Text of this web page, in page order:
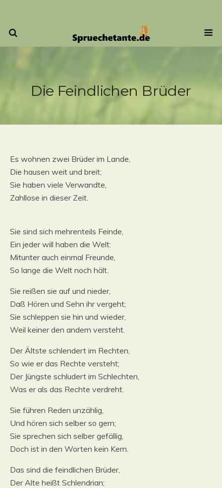
Die Feindlichen Brüder
Es wohnen zwei Brüder im Lande,
Die hausen weit und breit;
Sie haben viele Verwandte,
Zahllose in dieser Zeit.
Sie sind sich mehrenteils Feinde,
Ein jeder will haben die Welt:
Mitunter auch einmal Freunde,
So lange die Welt noch hält.
Sie reißen sie auf und nieder,
Daß Hören und Sehn ihr vergeht;
Sie schleppen sie hin und wieder,
Weil keiner den andern versteht.
Der Ältste schlendert im Rechten,
So wie er das Rechte versteht;
Der Jüngste schludert im Schlechten,
Was er als das Rechte verdreht.
Sie führen Reden unzählig,
Und hören sich selber so gern;
Sie sprechen sich selber gefällig,
Doch ist in den Worten kein Kern.
Das sind die feindlichen Brüder,
Der Alte heißt Schlendrian;